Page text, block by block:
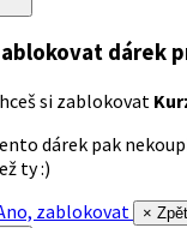
dárek
si zablokovat
dárek pak
ty :)
zablokovat
× Zpět